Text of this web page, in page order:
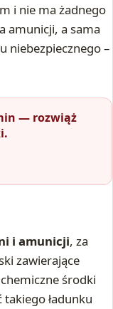
i nie ma żadnego
amunicji, a sama
niebezpiecznego –
— rozwiąż
i amunicji, za
zawierające
środki
takiego ładunku